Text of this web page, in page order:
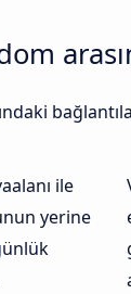
ile
yerine